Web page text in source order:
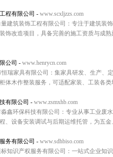
程有限公司 - www.scxljzzs.com
量建筑装饰工程有限公司：专注于建筑
饰改造项目，具备完善的施工资质与成
公司 - www.henrycn.com
恒瑞家具有限公司：集家具研发、生产
体木作整装服务，可适配家装、工装各
有限公司 - www.zsmxhb.com
淼鑫环保科技有限公司：专业从事工业
、设备安装调试与后期运维托管，为五
务有限公司 - www.sdhbiso.com
标知识产权服务有限公司：一站式企业